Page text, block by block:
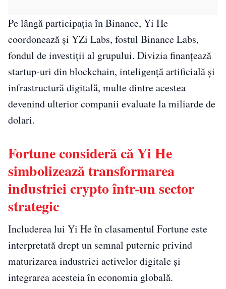
Pe lângă participația în Binance, Yi He
coordonează și YZi Labs, fostul Binance Labs,
fondul de investiții al grupului. Divizia finanțează
startup-uri din blockchain, inteligență artificială și
infrastructură digitală, multe dintre acestea
devenind ulterior companii evaluate la miliarde de
dolari.
Fortune consideră că Yi He
simbolizează transformarea
industriei crypto într-un sector
strategic
Includerea lui Yi He în clasamentul Fortune este
interpretată drept un semnal puternic privind
maturizarea industriei activelor digitale și
integrarea acesteia în economia globală.